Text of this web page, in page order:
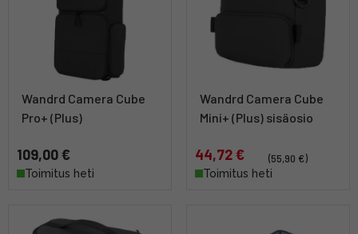
Wandrd Camera Cube
Pro+ (Plus)
109,00 €
Toimitus heti
Wandrd Camera Cube
Mini+ (Plus) sisäosio
44,72 €
(55,90 €)
Toimitus heti